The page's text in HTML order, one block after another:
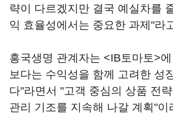
략이 다르겠지만 결국 예실차를
익 효율성에서는 중요한 과제"라
흥국생명 관계자는 <IB토마토>
보다는 수익성을 함께 고려한 성
다"라면서 "고객 중심의 상품 전
관리 기조를 지속해 나갈 계획"이